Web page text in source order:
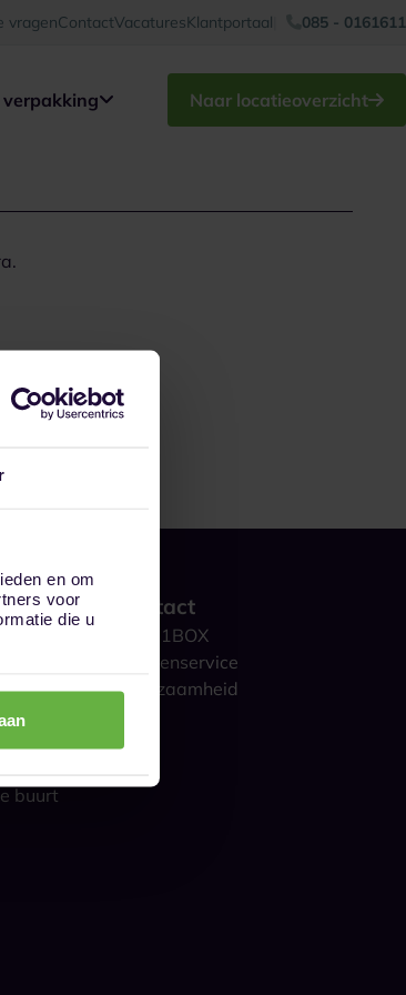
en om
voor
die u
vragenContactVacaturesKlantportaal 085 - 0161611
verpakking Naar locatieoverzicht
buurt
Contact
Over 1BOX
Klantenservice
Duurzaamheid